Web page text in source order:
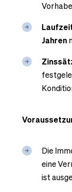
Jahren
Die
eine
ist